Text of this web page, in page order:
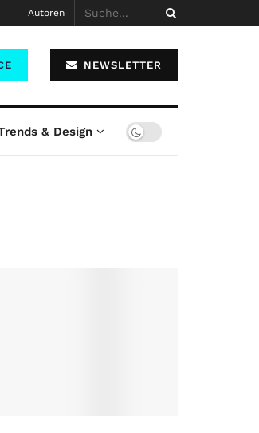
Autoren
NEWSLETTER
& Design